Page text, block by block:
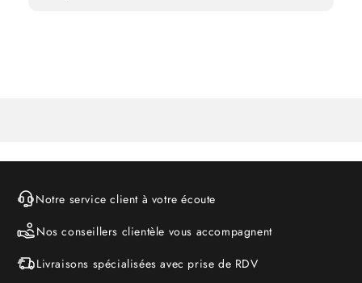
Notre service client à votre écoute
Nos conseillers clientèle vous accompagnent
Livraisons spécialisées avec prise de RDV